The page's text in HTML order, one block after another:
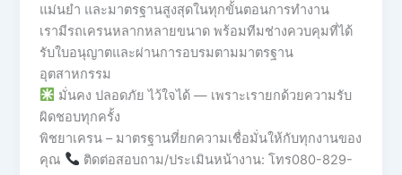
แม่นยำ และมาตรฐานสูงสุดในทุกขั้นตอนการทำงาน
เรามีรถเครนหลากหลายขนาด พร้อมทีมช่างควบคุมที่ได้
รับใบอนุญาตและผ่านการอบรมตามมาตรฐาน
อุตสาหกรรม
มั่นคง ปลอดภัย ไว้ใจได้ — เพราะเรายกด้วยความรับ
ผิดชอบทุกครั้ง
พิชยาเครน – มาตรฐานที่ยกความเชื่อมั่นให้กับทุกงานของ
คุณ
ติดต่อสอบถาม/ประเมินหน้างาน: โทร080-829-